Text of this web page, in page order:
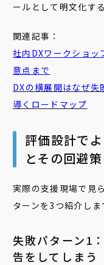
ールとして明文化す
関連記事：
社内DXワークショッ
意点まで
DXの横展開はなぜ
導くロードマップ
評価設計で
とその回避策
実際の支援現場で見
ターンを3つ紹介しま
失敗パターン1
告をしてしまう